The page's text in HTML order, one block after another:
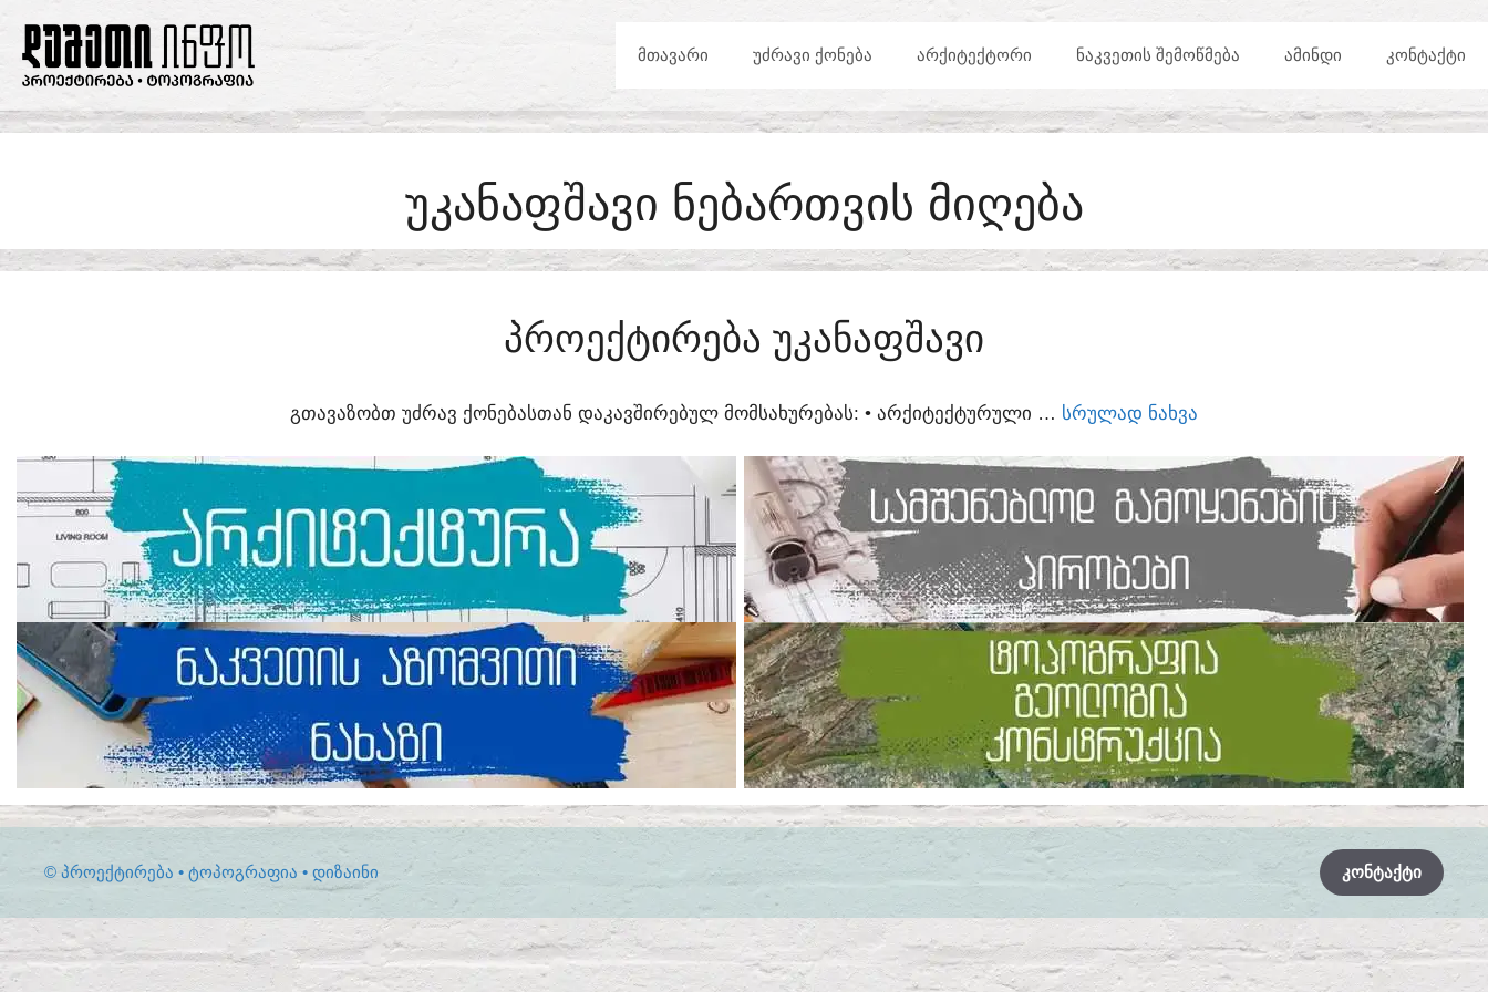
CONTENT
ᲛᲗᲐᲕᲐᲠᲘ ᲣᲫᲠᲐᲕᲘ ᲥᲝᲜᲔᲑᲐ ᲐᲠᲥᲘᲢᲔᲥᲢᲝᲠᲘ ᲜᲐᲙᲕᲔᲗᲘᲡ ᲨᲔᲛᲝᲬᲛᲔᲑᲐ ᲐᲛᲘᲜᲓᲘ ᲙᲝᲜᲢᲐᲥᲢᲘ
ᲣᲙᲐᲜᲐᲤᲨᲐᲕᲘ ᲜᲔᲑᲐᲠᲗᲕᲘᲡ ᲛᲘᲦᲔᲑᲐ
ᲞᲠᲝᲔᲥᲢᲘᲠᲔᲑᲐ ᲣᲙᲐᲜᲐᲤᲨᲐᲕᲘ
ᲒᲗᲐᲕᲐᲖᲝᲑᲗ ᲣᲫᲠᲐᲕ ᲥᲝᲜᲔᲑᲐᲡᲗᲐᲜ ᲓᲐᲙᲐᲕᲨᲘᲠᲔᲑᲣᲚ ᲛᲝᲛᲡᲐᲮᲣᲠᲔᲑᲐᲡ:​ • ᲐᲠᲥᲘᲢᲔᲥᲢᲣᲠᲣᲚᲘ … ᲡᲠᲣᲚᲐᲓ ᲜᲐᲮᲕᲐ
ᲙᲝᲜᲢᲐᲥᲢᲘ
© ᲞᲠᲝᲔᲥᲢᲘᲠᲔᲑᲐ • ᲢᲝᲞᲝᲒᲠᲐᲤᲘᲐ • ᲓᲘᲖᲐᲘᲜᲘ